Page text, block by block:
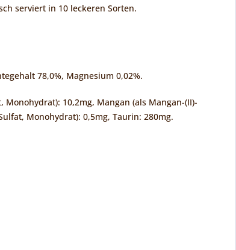
serviert in 10 leckeren Sorten.
78,0%, Magnesium 0,02%.
10,2mg, Mangan (als Mangan-(II)-
Monohydrat): 0,5mg, Taurin: 280mg.